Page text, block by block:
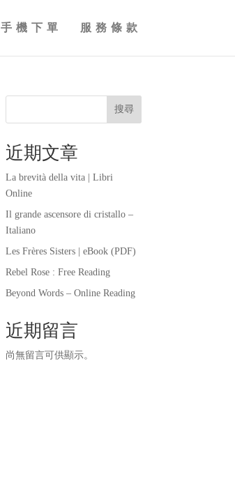
手機下單 服務條款
搜尋
近期文章
La brevità della vita | Libri
Online
Il grande ascensore di cristallo –
Italiano
Les Frères Sisters | eBook (PDF)
Rebel Rose : Free Reading
Beyond Words – Online Reading
近期留言
尚無留言可供顯示。